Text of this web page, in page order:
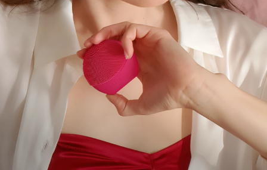
我的訂閱
issa™ Teeth Whitening Set
FAQ™ Dual LED Panel
熱門產品
發貨國家
美國 預計送達日期 8/10/26
英國 預計送達日期 8/9/26
西班牙 預計送達日期8/9/26
澳洲 預計送達日期 8/12/26